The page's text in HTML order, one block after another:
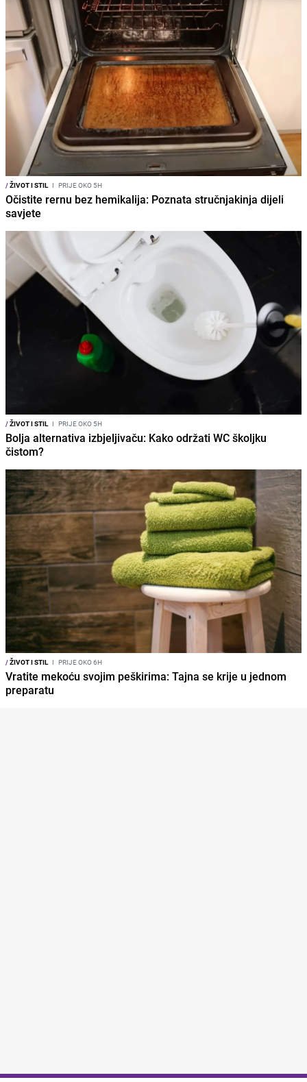
/ŽIVOT I STIL I PRIJE OKO 5H
Očistite rernu bez hemikalija: Poznata stručnjakinja dijeli
savjete
/ŽIVOT I STIL I PRIJE OKO 5H
Bolja alternativa izbjeljivaču: Kako održati WC školjku
čistom?
/ŽIVOT I STIL I PRIJE OKO 6H
Vratite mekoću svojim peškirima: Tajna se krije u jednom
preparatu